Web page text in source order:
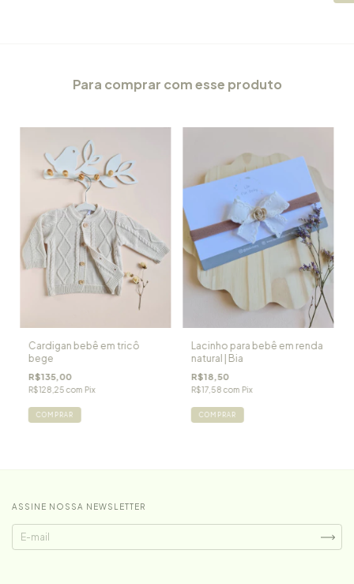
Para comprar com esse produto
Cardigan bebê em tricô
bege
R$135,00
R$128,25com Pix
COMPRAR
Lacinho para bebê em renda
natural | Bia
R$18,50
R$17,58com Pix
ASSINE NOSSA NEWSLETTER